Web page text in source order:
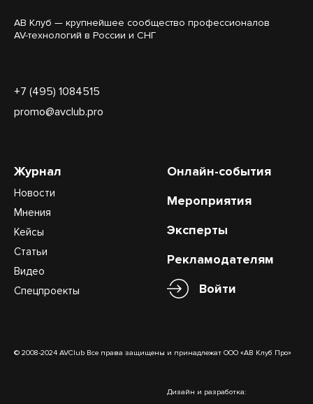
АВ Клуб — крупнейшее сообщество профессионалов
AV-технологий в России и СНГ
+7 (495) 1084515
promo@avclub.pro
Журнал
Новости
Мнения
Кейсы
Статьи
Видео
Спецпроекты
Онлайн-события
Мероприятия
Эксперты
Рекламодателям
Войти
© 2008-2024 AVClub Все права защищены и принадлежат ООО «АВ Клуб Про»
Дизайн и разработка: